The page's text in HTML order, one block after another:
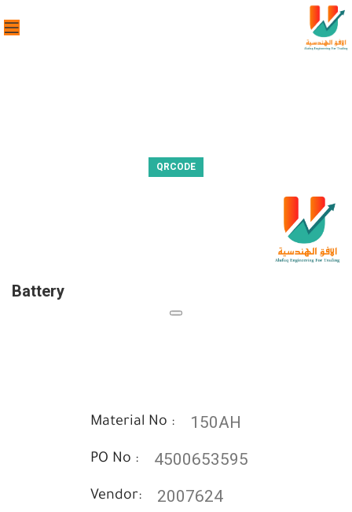
QRCODE
Battery
Material No : 150AH
PO No : 4500653595
Vendor: 2007624